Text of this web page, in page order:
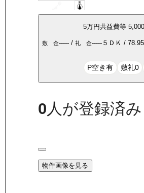
5万円共益費等
敷 金----- /礼 金----- ５ＤＫ /78.95
P空き有 敷礼0
0人が登録済み
物件画像を見る